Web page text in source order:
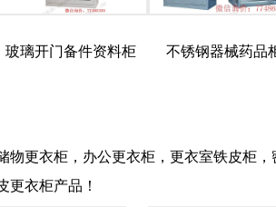
玻璃开门备件资料柜 不锈钢器械药品
更衣柜，办公更衣柜，更衣室铁皮柜
更衣柜产品！